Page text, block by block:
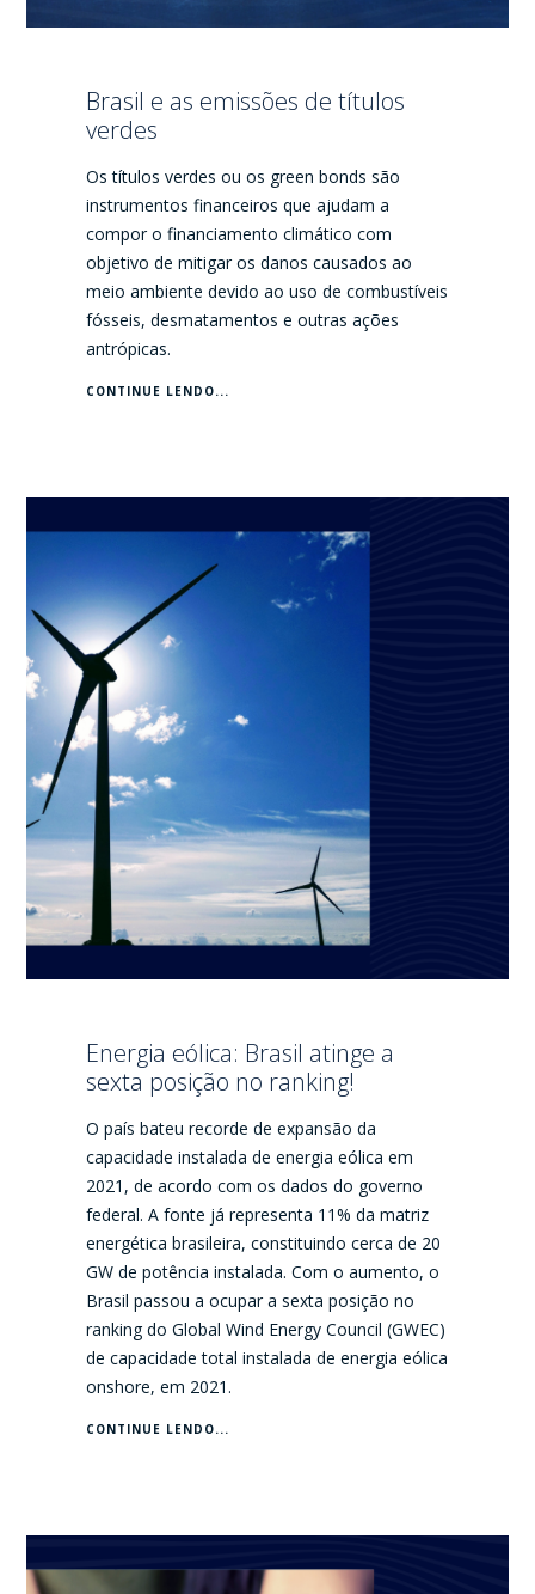
Brasil e as emissões de títulos
verdes
Os títulos verdes ou os green bonds são
instrumentos financeiros que ajudam a
compor o financiamento climático com
objetivo de mitigar os danos causados ao
meio ambiente devido ao uso de combustíveis
fósseis, desmatamentos e outras ações
antrópicas.
CONTINUE LENDO...
Energia eólica: Brasil atinge a
sexta posição no ranking!
O país bateu recorde de expansão da
capacidade instalada de energia eólica em
2021, de acordo com os dados do governo
federal. A fonte já representa 11% da matriz
energética brasileira, constituindo cerca de 20
GW de potência instalada. Com o aumento, o
Brasil passou a ocupar a sexta posição no
ranking do Global Wind Energy Council (GWEC)
de capacidade total instalada de energia eólica
onshore, em 2021.
CONTINUE LENDO...